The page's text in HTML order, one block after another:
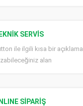
SERVİS
ile ilgili kısa bir açıklama
alan
SİPARİŞ